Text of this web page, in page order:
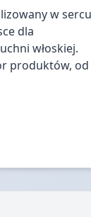
w sercu
dla
włoskiej.
produktów, od